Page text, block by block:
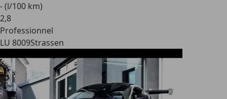
- (l/100 km)
2,8
Professionnel
LU 8009Strassen